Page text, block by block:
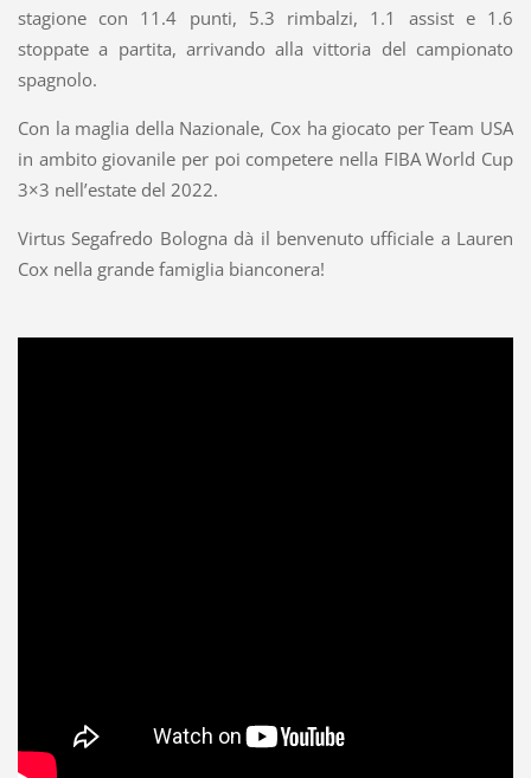
stagione con 11.4 punti, 5.3 rimbalzi, 1.1 assist e 1.6
stoppate a partita, arrivando alla vittoria del campionato
spagnolo.
Con la maglia della Nazionale, Cox ha giocato per Team USA
in ambito giovanile per poi competere nella FIBA World Cup
3×3 nell’estate del 2022.
Virtus Segafredo Bologna dà il benvenuto ufficiale a Lauren
Cox nella grande famiglia bianconera!